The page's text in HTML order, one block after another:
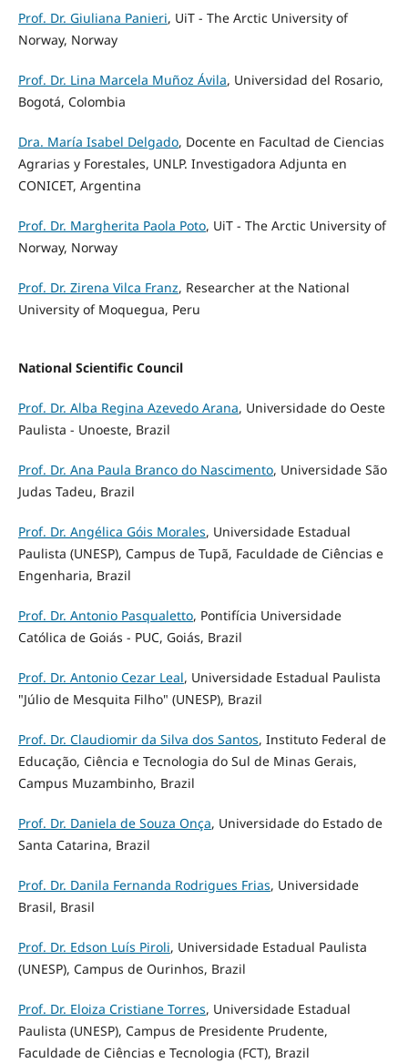
Prof. Dr. Giuliana Panieri, UiT - The Arctic University of
Norway, Norway
Prof. Dr. Lina Marcela Muñoz Ávila, Universidad del Rosario,
Bogotá, Colombia
Dra. María Isabel Delgado, Docente en Facultad de Ciencias
Agrarias y Forestales, UNLP. Investigadora Adjunta en
CONICET, Argentina
Prof. Dr. Margherita Paola Poto, UiT - The Arctic University of
Norway, Norway
Prof. Dr. Zirena Vilca Franz, Researcher at the National
University of Moquegua, Peru
National Scientific Council
Prof. Dr. Alba Regina Azevedo Arana, Universidade do Oeste
Paulista - Unoeste, Brazil
Prof. Dr. Ana Paula Branco do Nascimento, Universidade São
Judas Tadeu, Brazil
Prof. Dr. Angélica Góis Morales, Universidade Estadual
Paulista (UNESP), Campus de Tupã, Faculdade de Ciências e
Engenharia, Brazil
Prof. Dr. Antonio Pasqualetto, Pontifícia Universidade
Católica de Goiás - PUC, Goiás, Brazil
Prof. Dr. Antonio Cezar Leal, Universidade Estadual Paulista
"Júlio de Mesquita Filho" (UNESP), Brazil
Prof. Dr. Claudiomir da Silva dos Santos, Instituto Federal de
Educação, Ciência e Tecnologia do Sul de Minas Gerais,
Campus Muzambinho, Brazil
Prof. Dr. Daniela de Souza Onça, Universidade do Estado de
Santa Catarina, Brazil
Prof. Dr. Danila Fernanda Rodrigues Frias, Universidade
Brasil, Brasil
Prof. Dr. Edson Luís Piroli, Universidade Estadual Paulista
(UNESP), Campus de Ourinhos, Brazil
Prof. Dr. Eloiza Cristiane Torres, Universidade Estadual
Paulista (UNESP), Campus de Presidente Prudente,
Faculdade de Ciências e Tecnologia (FCT), Brazil